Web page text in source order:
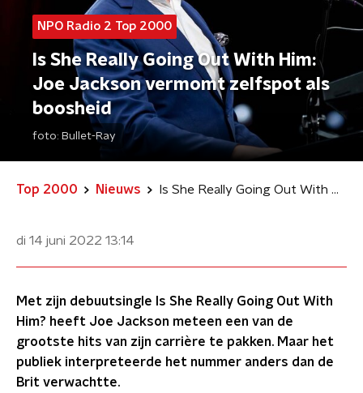
NPO Radio 2 Top 2000
Is She Really Going Out With Him:
Joe Jackson vermomt zelfspot als
boosheid
foto: Bullet-Ray
Top 2000 Nieuws Is She Really Going Out With Him: Joe Jackson vermomt zelfspot als boosheid
di 14 juni 2022 13:14
Met zijn debuutsingle Is She Really Going Out With
Him? heeft Joe Jackson meteen een van de
grootste hits van zijn carrière te pakken. Maar het
publiek interpreteerde het nummer anders dan de
Brit verwachtte.